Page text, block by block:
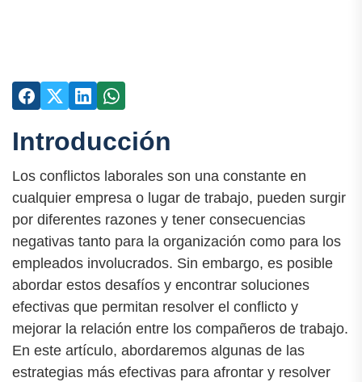
Introducción
Los conflictos laborales son una constante en
cualquier empresa o lugar de trabajo, pueden surgir
por diferentes razones y tener consecuencias
negativas tanto para la organización como para los
empleados involucrados. Sin embargo, es posible
abordar estos desafíos y encontrar soluciones
efectivas que permitan resolver el conflicto y
mejorar la relación entre los compañeros de trabajo.
En este artículo, abordaremos algunas de las
estrategias más efectivas para afrontar y resolver